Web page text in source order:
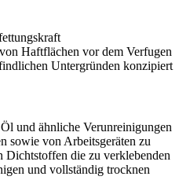
Haftflächen vor dem Verfugen
Untergründen konzipiert
und ähnliche Verunreinigungen
sowie von Arbeitsgeräten zu
Dichtstoffen die zu verklebenden
und vollständig trocknen